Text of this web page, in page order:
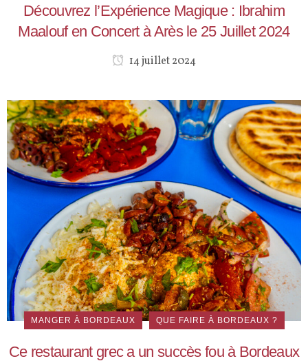
Découvrez l’Expérience Magique : Ibrahim
Maalouf en Concert à Arès le 25 Juillet 2024
14 juillet 2024
MANGER À BORDEAUX QUE FAIRE À BORDEAUX ?
Ce restaurant grec a un succès fou à Bordeaux